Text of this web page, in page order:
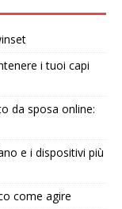
i tuoi capi
da sposa online:
e i dispositivi più
come agire